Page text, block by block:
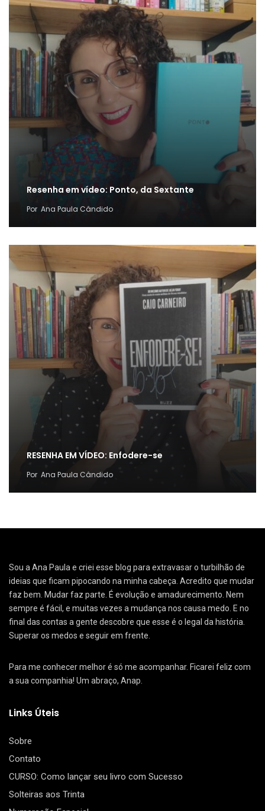
Resenha em vídeo: Ponto, da Sextante
Por Ana Paula Cândido
RESENHA EM VÍDEO: Enfodere-se
Por Ana Paula Cândido
Sou a Ana Paula e criei esse blog para extravasar o turbilhão de
ideias que ficam pipocando na minha cabeça. Acredito que mudar
faz bem. Mudar faz parte. É evolução e amadurecimento. Nem
sempre é fácil, e muitas vezes a mudança nos causa medo. E no
final das contas a gente descobre que esse é o legal da história.
Superar os medos e seguir em frente.
Para me conhecer melhor é só me acompanhar. Ficarei feliz com
a sua companhia! Um abraço, Anap.
Links Úteis
Sobre
Contato
CURSO: Como lançar seu livro com Sucesso
Solteiras aos Trinta